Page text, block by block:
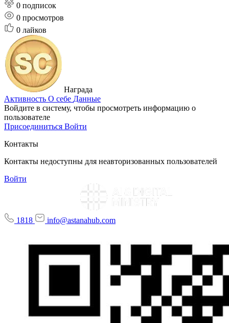
0 подписок
0 просмотров
0 лайков
Награда
Активность О себе Данные
Войдите в систему, чтобы просмотреть информацию о
пользователе
Присоединиться Войти
Контакты
Контакты недоступны для неавторизованных пользователей
Войти
1818 info@astanahub.com